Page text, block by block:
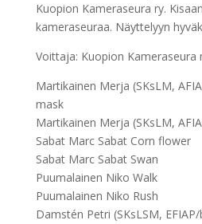
Kuopion Kameraseura ry.
kameraseuraa. Näyttelyyn
Voittaja: Kuopion Kameraseura
Martikainen Merja (SKsLM,
mask
Martikainen Merja (SKsLM,
Sabat Marc Sabat Corn flower
Sabat Marc Sabat Swan
Puumalainen Niko Walk
Puumalainen Niko Rush
Damstén Petri (SKsLSM,